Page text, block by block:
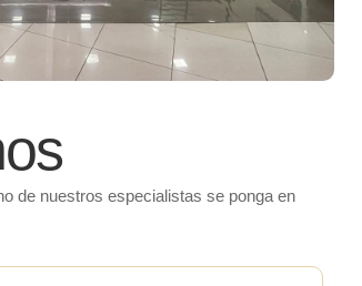
de nuestros especialistas se ponga en